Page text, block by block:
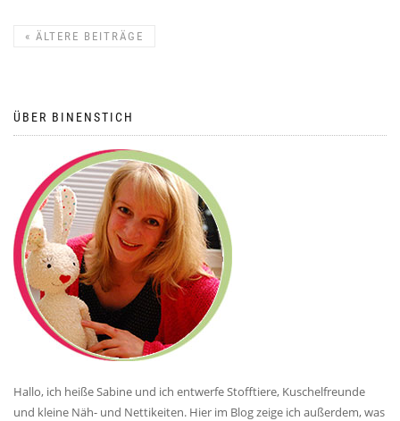
« ÄLTERE BEITRÄGE
ÜBER BINENSTICH
Hallo, ich heiße Sabine und ich entwerfe Stofftiere, Kuschelfreunde
und kleine Näh- und Nettikeiten. Hier im Blog zeige ich außerdem, was